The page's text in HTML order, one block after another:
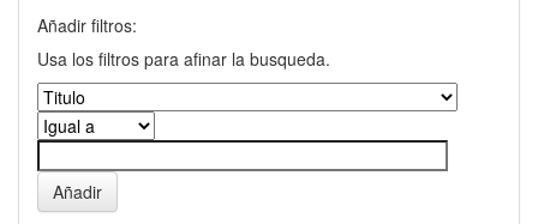
Añadir filtros:
Usa los filtros para afinar la busqueda.